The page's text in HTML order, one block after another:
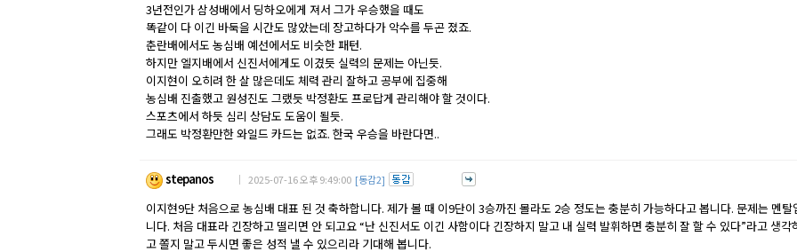
3년전인가 삼성배에서 딩하오에게 져서 그가 우승했을 때도
똑같이 다 이긴 바둑을 시간도 많았는데 장고하다가 악수를 두곤 졌죠.
춘란배에서도 농심배 예선에서도 비슷한 패턴.
하지만 엘지배에서 신진서에게도 이겼듯 실력의 문제는 아닌듯.
이지현이 오히려 한 살 많은데도 체력 관리 잘하고 공부에 집중해
농심배 진출했고 원성진도 그랬듯 박정환도 프로답게 관리해야 할 것이다.
스포츠에서 하듯 심리 상담도 도움이 될듯.
그래도 박정환만한 와일드 카드는 없죠. 한국 우승을 바란다면..
stepanos ｜ 2025-07-16 오후 9:49:00 [동감2]
이지현9단 처음으로 농심배 대표 된 것 축하합니다. 제가 볼 때 이9단이 3승까진 몰라도 2승 정도는 충분히 가능하다고 봅니다. 문제는 멘탈
니다. 처음 대표라 긴장하고 떨리면 안 되고요 “난 신진서도 이긴 사함이다 긴장하지 말고 내 실력 발휘하면 충분히 잘 할 수 있다”라고 생각
고 쫄지 말고 두시면 좋은 성적 낼 수 있으리라 기대해 봅니다.